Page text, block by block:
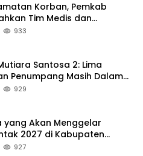
Korban, Pemkab
Tim Medis dan
Kalianget
933
Santosa 2: Lima
Penumpang Masih Dalam
929
yang Akan Menggelar
2027 di Kabupaten
927